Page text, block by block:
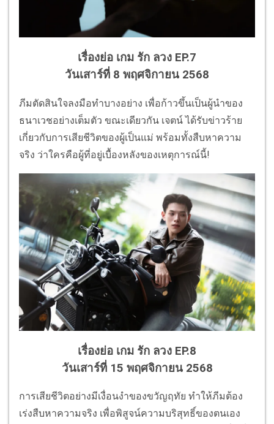
เรื่องย่อ เกม รัก ลวง EP.7
วันเสาร์ที่ 8 พฤศจิกายน 2568
ภีมตัดสินใจลงมือทำบางอย่าง เพื่อก้าวขึ้นเป็นผู้นำของ
ธนาเวชอย่างเต็มตัว ขณะเดียวกัน เจตน์ ได้รับข่าวร้าย
เกี่ยวกับการเสียชีวิตของผู้เป็นแม่ พร้อมทั้งสืบหาความ
จริง ว่าใครคือผู้ที่อยู่เบื้องหลังของเหตุการณ์นี้!
เรื่องย่อ เกม รัก ลวง EP.8
วันเสาร์ที่ 15 พฤศจิกายน 2568
การเสียชีวิตอย่างมีเงื่อนงำของขวัญฤทัย ทำให้ภีมต้อง
เร่งสืบหาความจริง เพื่อพิสูจน์ความบริสุทธิ์ของตนเอง